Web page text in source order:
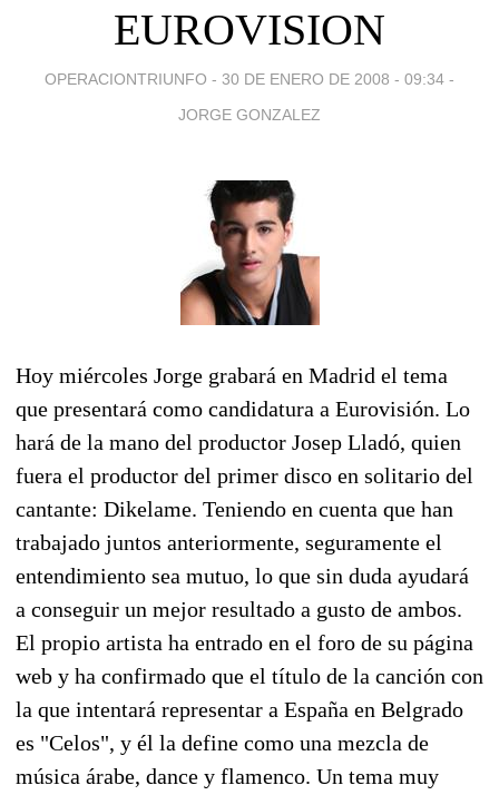
EUROVISION
OPERACIONTRIUNFO - 30 DE ENERO DE 2008 - 09:34 -
JORGE GONZALEZ
Hoy miércoles Jorge grabará en Madrid el tema
que presentará como candidatura a Eurovisión. Lo
hará de la mano del productor Josep Lladó, quien
fuera el productor del primer disco en solitario del
cantante: Dikelame. Teniendo en cuenta que han
trabajado juntos anteriormente, seguramente el
entendimiento sea mutuo, lo que sin duda ayudará
a conseguir un mejor resultado a gusto de ambos.
El propio artista ha entrado en el foro de su página
web y ha confirmado que el título de la canción con
la que intentará representar a España en Belgrado
es "Celos", y él la define como una mezcla de
música árabe, dance y flamenco. Un tema muy